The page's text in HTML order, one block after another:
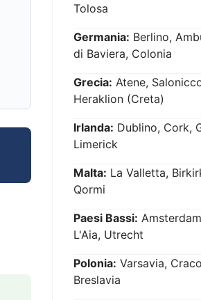
Tolosa
Germania: Berlino,
di Baviera, Colonia
Grecia: Atene,
Heraklion (Creta)
Irlanda: Dublino, Cork,
Limerick
Malta: La Valletta,
Qormi
Paesi Bassi:
L'Aia, Utrecht
Polonia: Varsavia,
Breslavia